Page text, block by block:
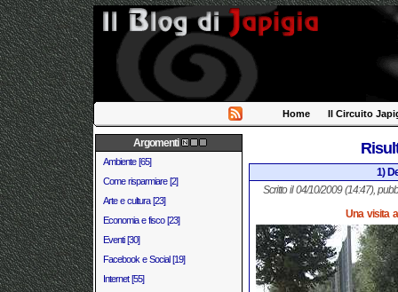
Home Il Circuito
Argomenti
Ambiente [65]
Come risparmiare [2]
Arte e cultura [23]
Economia e fisco [23]
Eventi [30]
Facebook e Social [19]
Internet [55]
1)
Scritto il 04/10/2009 (14:47),
Una visita